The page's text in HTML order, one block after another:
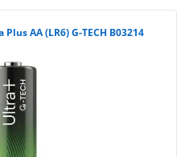
AA (LR6) G-TECH B03214